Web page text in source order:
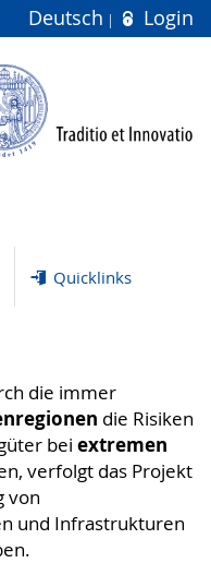
Deutsch Login
Quicklinks
die immer
die Risiken
bei extremen
verfolgt das Projekt
von
und Infrastrukturen